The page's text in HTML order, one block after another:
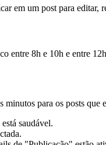
em um post para editar,
entre 8h e 10h e entre
para os posts que
saudável.